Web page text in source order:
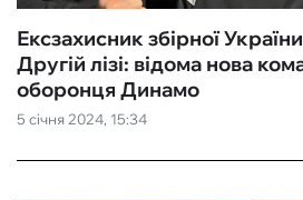
5 січня 2024, 15:34
Ексзахисник збірної
Другій лізі: відома нова
оборонця Динамо